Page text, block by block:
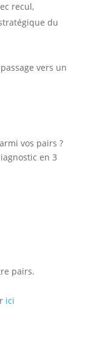
recul,
du
vers un
vos pairs ?
en 3
pairs.
ici